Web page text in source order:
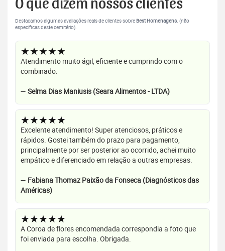
O que dizem nossos clientes
Destacamos algumas avaliações reais de clientes sobreBest Homenagens. (não
específicas deste cemitério).
★★★★★
Atendimento muito ágil, eficiente e cumprindo com o
combinado.
— Selma Dias Maniusis (Seara Alimentos - LTDA)
★★★★★
Excelente atendimento! Super atenciosos, práticos e
rápidos. Gostei também do prazo para pagamento,
principalmente por ser posterior ao ocorrido, achei muito
empático e diferenciado em relação a outras empresas.
— Fabiana Thomaz Paixão da Fonseca (Diagnósticos das
Américas)
★★★★★
A Coroa de flores encomendada correspondia a foto que
foi enviada para escolha. Obrigada.